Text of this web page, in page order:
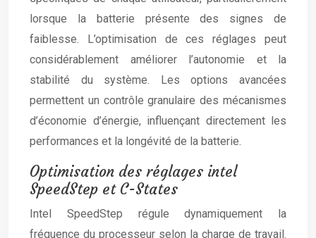
lorsque la batterie présente des signes de
faiblesse. L’optimisation de ces réglages peut
considérablement améliorer l’autonomie et la
stabilité du système. Les options avancées
permettent un contrôle granulaire des mécanismes
d’économie d’énergie, influençant directement les
performances et la longévité de la batterie.
Optimisation des réglages intel
SpeedStep et C-States
Intel SpeedStep régule dynamiquement la
fréquence du processeur selon la charge de travail.